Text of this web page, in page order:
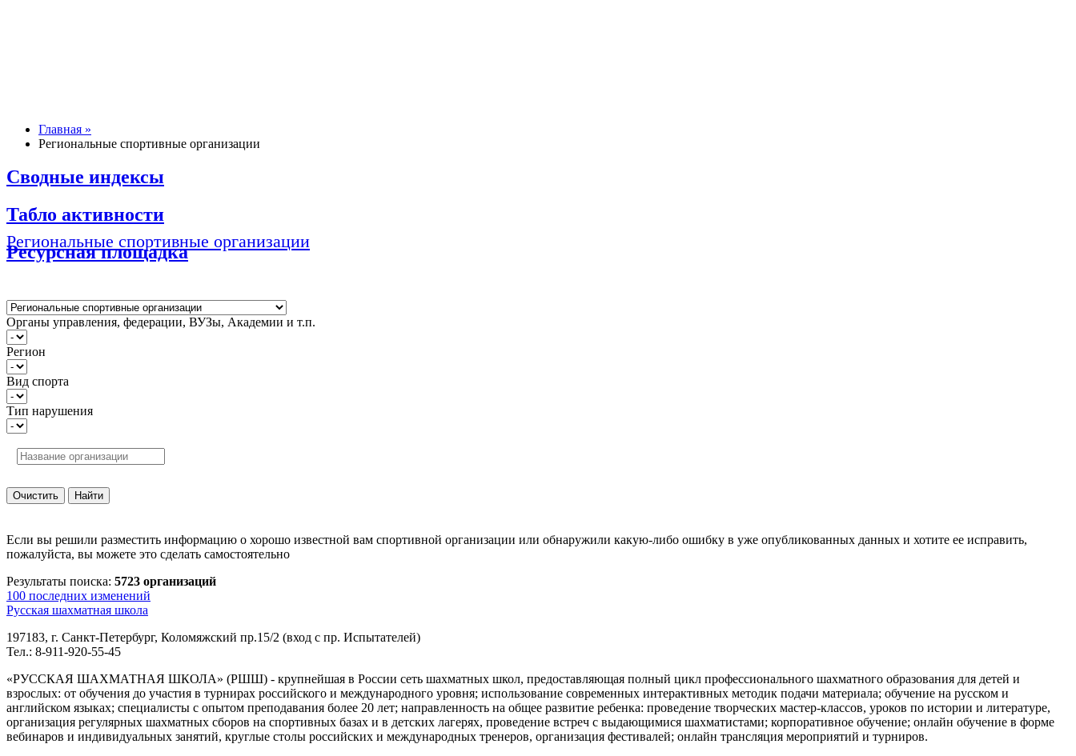
Главная »
Региональные спортивные организации
Сводные индексы
Табло активности
Ресурсная площадка
Региональные спортивные организации
Органы управления, федерации, ВУЗы, Академии и т.п.
Регион
Вид спорта
Тип нарушения
Если вы решили разместить информацию о хорошо известной вам спортивной организации или обнаружили какую-либо ошибку в уже опубликованных данных и хотите ее исправить,
пожалуйста, вы можете это сделать самостоятельно
Результаты поиска: 5723 организаций
100 последних изменений
Русская шахматная школа
197183, г. Санкт-Петербург, Коломяжский пр.15/2 (вход с пр. Испытателей)
Тел.: 8-911-920-55-45
«РУССКАЯ ШАХМАТНАЯ ШКОЛА» (РШШ) - крупнейшая в России сеть шахматных школ, предоставляющая полный цикл профессионального шахматного образования для детей и
взрослых: от обучения до участия в турнирах российского и международного уровня; использование современных интерактивных методик подачи материала; обучение на русском и
английском языках; специалисты с опытом преподавания более 20 лет; направленность на общее развитие ребенка: проведение творческих мастер-классов, уроков по истории и литературе,
организация регулярных шахматных сборов на спортивных базах и в детских лагерях, проведение встреч с выдающимися шахматистами; корпоративное обучение; онлайн обучение в форме
вебинаров и индивидуальных занятий, круглые столы российских и международных тренеров, организация фестивалей; онлайн трансляция мероприятий и турниров.